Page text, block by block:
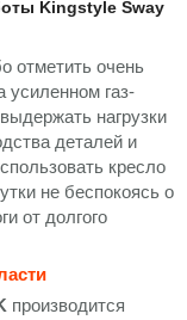
Kingstyle Sway
отметить очень
газ-
нагрузки
деталей и
кресло
не беспокоясь о
от долгого
производится